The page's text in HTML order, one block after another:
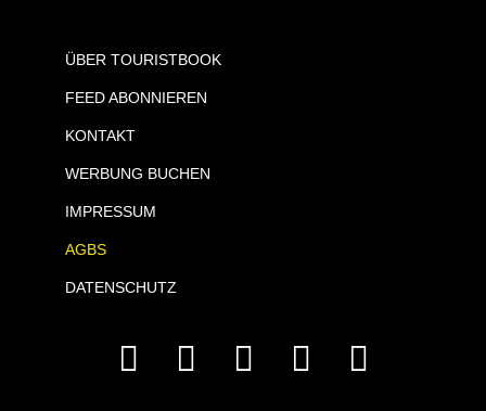
ÜBER TOURISTBOOK
FEED ABONNIEREN
KONTAKT
WERBUNG BUCHEN
IMPRESSUM
AGBS
DATENSCHUTZ